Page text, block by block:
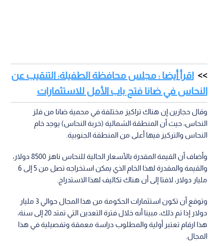
اقرأ أيضا : مجلس محافظة الطفيلة: التنقيب عن
النحاس في ضانا فتح باب الأمل للاستثمارات
وقال حجازين إن هناك تراكيز مختلفة في محمية ضانا من فلز
النحاس، حيث أن المنطقة الشمالية (خربة النحاس) يوجد خام
النحاس والتركيز فيها أعلى من المنطقة الجنوبية.
وأضاف أن القيمة المقدرة بالأسعار الحالية للنحاس ناهز 8500 دولار،
والقيمة والمقدرة لهذا الخام الذي يمكن استخراجه تصل من 5 إلى 6
مليار دولار، لافتا إلى أن هناك تكاليف لهذا الاستدراج.
وتوقع أن تكون استثمارات الحكومة من هذا المجال حوالي 3 مليار
دولار إذا تم ذلك، مبينا أنه خلال فترة التعدين التي تمتد 20 إلى سنة،
هذا ارقام تعتبر أولية والمطلوب دراسة معمقة وتفصيلية في هذا
المجال.